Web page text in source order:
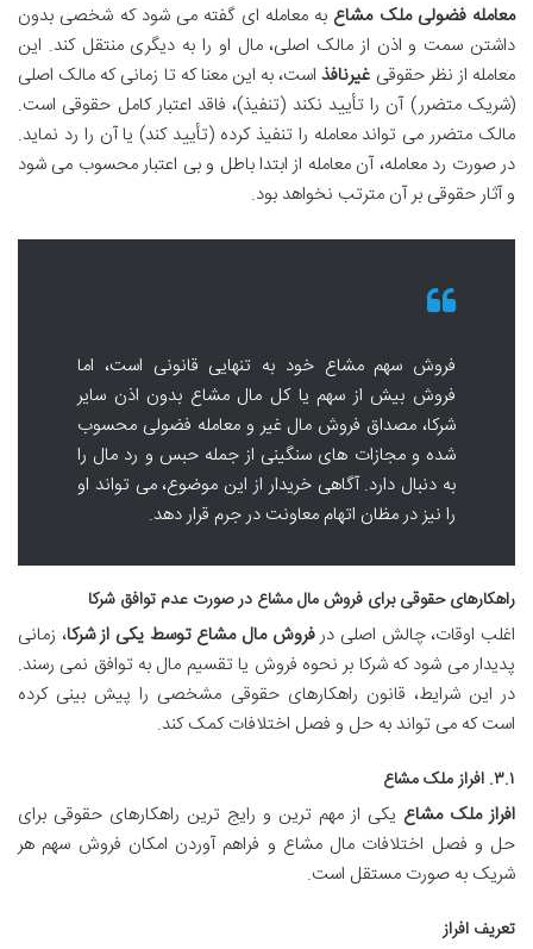
معامله فضولی ملک مشاع به معامله ای گفته می شود که شخصی بدون
داشتن سمت و اذن از مالک اصلی، مال او را به دیگری منتقل کند. این
معامله از نظر حقوقی غیرنافذاست، به این معنا که تا زمانی که مالک اصلی
(شریک متضرر) آن را تأیید نکند (تنفیذ)، فاقد اعتبار کامل حقوقی است.
مالک متضرر می تواند معامله را تنفیذ کرده (تأیید کند) یا آن را رد نماید.
در صورت رد معامله، آن معامله از ابتدا باطل و بی اعتبار محسوب می شود
و آثار حقوقی بر آن مترتب نخواهد بود.
فروش سهم مشاع خود به تنهایی قانونی است، اما
فروش بیش از سهم یا کل مال مشاع بدون اذن سایر
شرکا، مصداق فروش مال غیر و معامله فضولی محسوب
شده و مجازات های سنگینی از جمله حبس و رد مال را
به دنبال دارد. آگاهی خریدار از این موضوع، می تواند او
را نیز در مظان اتهام معاونت در جرم قرار دهد.
راهکارهای حقوقی برای فروش مال مشاع در صورت عدم توافق شرکا
اغلب اوقات، چالش اصلی درفروش مال مشاع توسط یکی از شرکا، زمانی
پدیدار می شود که شرکا بر نحوه فروش یا تقسیم مال به توافق نمی رسند.
در این شرایط، قانون راهکارهای حقوقی مشخصی را پیش بینی کرده
است که می تواند به حل و فصل اختلافات کمک کند.
۳.۱. افراز ملک مشاع
افراز ملک مشاع یکی از مهم ترین و رایج ترین راهکارهای حقوقی برای
حل و فصل اختلافات مال مشاع و فراهم آوردن امکان فروش سهم هر
شریک به صورت مستقل است.
تعریف افراز